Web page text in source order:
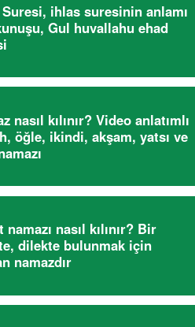
ihlas suresinin anlamı
Gul huvallahu ehad
nasıl kılınır? Video anlatımlı
öğle, ikindi, akşam, yatsı ve
namazı nasıl kılınır? Bir
dilekte bulunmak için
namazdır